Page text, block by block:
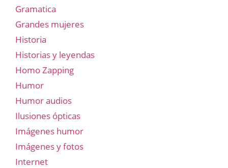
Gramatica
Grandes mujeres
Historia
Historias y leyendas
Homo Zapping
Humor
Humor audios
Ilusiones ópticas
Imágenes humor
Imágenes y fotos
Internet